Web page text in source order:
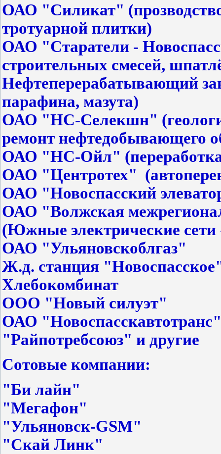
ОАО "Силикат"
тротуарной плитки)
ОАО "Старатели -
строительных смесей,
Нефтеперерабатывающий
парафина, мазута)
ОАО "НС-Селекшн"
ремонт нефтедобывающего
ОАО "НС-Ойл" (переработка
ОАО "Центротех"
ОАО "Новоспасский
ОАО "Волжская
(Южные электрические сети
ОАО "Ульяновскоблгаз"
Ж.д. станция
Хлебокомбинат
ООО "Новый силуэт"
ОАО "Новоспасскавтотранс"
"Райпотребсоюз" и другие
Сотовые компании:
"Би лайн"
"Мегафон"
"Ульяновск-GSM"
"Скай Линк"